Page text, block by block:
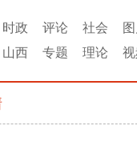
时政 评论 社会
山西 专题 理论